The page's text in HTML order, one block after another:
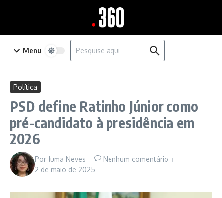
Menu
Procurar por:
Política
PSD define Ratinho Júnior como
pré-candidato à presidência em
2026
Por Juma Neves
Nenhum comentário
2 de maio de 2025